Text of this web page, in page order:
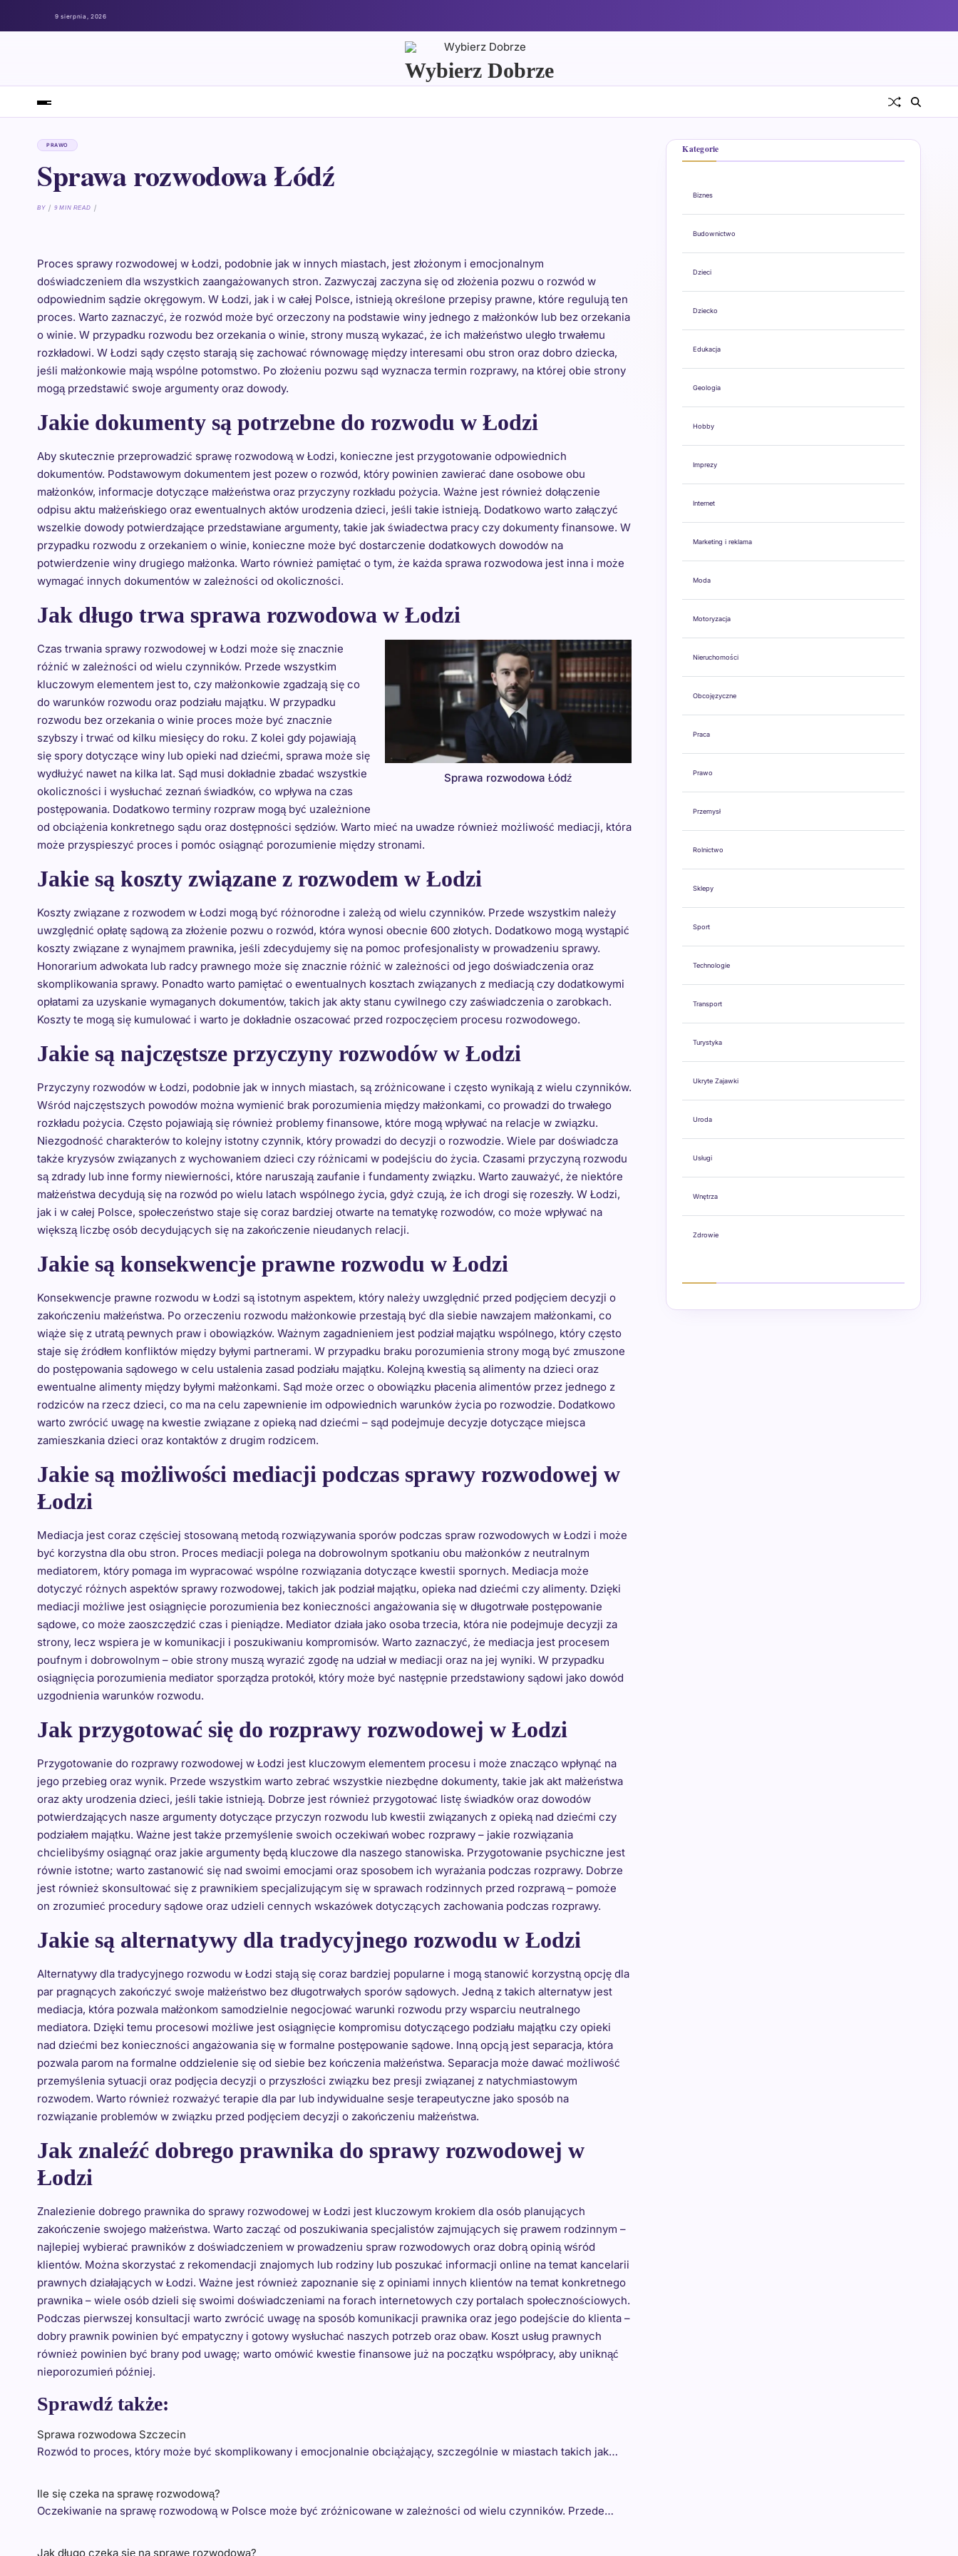
9 sierpnia, 2026
Wybierz Dobrze
PRAWO
Sprawa rozwodowa Łódź
BY 9 MIN READ
Proces sprawy rozwodowej w Łodzi, podobnie jak w innych miastach, jest złożonym i emocjonalnym
doświadczeniem dla wszystkich zaangażowanych stron. Zazwyczaj zaczyna się od złożenia pozwu o rozwód w
odpowiednim sądzie okręgowym. W Łodzi, jak i w całej Polsce, istnieją określone przepisy prawne, które regulują ten
proces. Warto zaznaczyć, że rozwód może być orzeczony na podstawie winy jednego z małżonków lub bez orzekania
o winie. W przypadku rozwodu bez orzekania o winie, strony muszą wykazać, że ich małżeństwo uległo trwałemu
rozkładowi. W Łodzi sądy często starają się zachować równowagę między interesami obu stron oraz dobro dziecka,
jeśli małżonkowie mają wspólne potomstwo. Po złożeniu pozwu sąd wyznacza termin rozprawy, na której obie strony
mogą przedstawić swoje argumenty oraz dowody.
Jakie dokumenty są potrzebne do rozwodu w Łodzi
Aby skutecznie przeprowadzić sprawę rozwodową w Łodzi, konieczne jest przygotowanie odpowiednich
dokumentów. Podstawowym dokumentem jest pozew o rozwód, który powinien zawierać dane osobowe obu
małżonków, informacje dotyczące małżeństwa oraz przyczyny rozkładu pożycia. Ważne jest również dołączenie
odpisu aktu małżeńskiego oraz ewentualnych aktów urodzenia dzieci, jeśli takie istnieją. Dodatkowo warto załączyć
wszelkie dowody potwierdzające przedstawiane argumenty, takie jak świadectwa pracy czy dokumenty finansowe. W
przypadku rozwodu z orzekaniem o winie, konieczne może być dostarczenie dodatkowych dowodów na
potwierdzenie winy drugiego małżonka. Warto również pamiętać o tym, że każda sprawa rozwodowa jest inna i może
wymagać innych dokumentów w zależności od okoliczności.
Jak długo trwa sprawa rozwodowa w Łodzi
Sprawa rozwodowa Łódź
Czas trwania sprawy rozwodowej w Łodzi może się znacznie
różnić w zależności od wielu czynników. Przede wszystkim
kluczowym elementem jest to, czy małżonkowie zgadzają się co
do warunków rozwodu oraz podziału majątku. W przypadku
rozwodu bez orzekania o winie proces może być znacznie
szybszy i trwać od kilku miesięcy do roku. Z kolei gdy pojawiają
się spory dotyczące winy lub opieki nad dziećmi, sprawa może się
wydłużyć nawet na kilka lat. Sąd musi dokładnie zbadać wszystkie
okoliczności i wysłuchać zeznań świadków, co wpływa na czas
postępowania. Dodatkowo terminy rozpraw mogą być uzależnione
od obciążenia konkretnego sądu oraz dostępności sędziów. Warto mieć na uwadze również możliwość mediacji, która
może przyspieszyć proces i pomóc osiągnąć porozumienie między stronami.
Jakie są koszty związane z rozwodem w Łodzi
Koszty związane z rozwodem w Łodzi mogą być różnorodne i zależą od wielu czynników. Przede wszystkim należy
uwzględnić opłatę sądową za złożenie pozwu o rozwód, która wynosi obecnie 600 złotych. Dodatkowo mogą wystąpić
koszty związane z wynajmem prawnika, jeśli zdecydujemy się na pomoc profesjonalisty w prowadzeniu sprawy.
Honorarium adwokata lub radcy prawnego może się znacznie różnić w zależności od jego doświadczenia oraz
skomplikowania sprawy. Ponadto warto pamiętać o ewentualnych kosztach związanych z mediacją czy dodatkowymi
opłatami za uzyskanie wymaganych dokumentów, takich jak akty stanu cywilnego czy zaświadczenia o zarobkach.
Koszty te mogą się kumulować i warto je dokładnie oszacować przed rozpoczęciem procesu rozwodowego.
Jakie są najczęstsze przyczyny rozwodów w Łodzi
Przyczyny rozwodów w Łodzi, podobnie jak w innych miastach, są zróżnicowane i często wynikają z wielu czynników.
Wśród najczęstszych powodów można wymienić brak porozumienia między małżonkami, co prowadzi do trwałego
rozkładu pożycia. Często pojawiają się również problemy finansowe, które mogą wpływać na relacje w związku.
Niezgodność charakterów to kolejny istotny czynnik, który prowadzi do decyzji o rozwodzie. Wiele par doświadcza
także kryzysów związanych z wychowaniem dzieci czy różnicami w podejściu do życia. Czasami przyczyną rozwodu
są zdrady lub inne formy niewierności, które naruszają zaufanie i fundamenty związku. Warto zauważyć, że niektóre
małżeństwa decydują się na rozwód po wielu latach wspólnego życia, gdyż czują, że ich drogi się rozeszły. W Łodzi,
jak i w całej Polsce, społeczeństwo staje się coraz bardziej otwarte na tematykę rozwodów, co może wpływać na
większą liczbę osób decydujących się na zakończenie nieudanych relacji.
Jakie są konsekwencje prawne rozwodu w Łodzi
Konsekwencje prawne rozwodu w Łodzi są istotnym aspektem, który należy uwzględnić przed podjęciem decyzji o
zakończeniu małżeństwa. Po orzeczeniu rozwodu małżonkowie przestają być dla siebie nawzajem małżonkami, co
wiąże się z utratą pewnych praw i obowiązków. Ważnym zagadnieniem jest podział majątku wspólnego, który często
staje się źródłem konfliktów między byłymi partnerami. W przypadku braku porozumienia strony mogą być zmuszone
do postępowania sądowego w celu ustalenia zasad podziału majątku. Kolejną kwestią są alimenty na dzieci oraz
ewentualne alimenty między byłymi małżonkami. Sąd może orzec o obowiązku płacenia alimentów przez jednego z
rodziców na rzecz dzieci, co ma na celu zapewnienie im odpowiednich warunków życia po rozwodzie. Dodatkowo
warto zwrócić uwagę na kwestie związane z opieką nad dziećmi – sąd podejmuje decyzje dotyczące miejsca
zamieszkania dzieci oraz kontaktów z drugim rodzicem.
Jakie są możliwości mediacji podczas sprawy rozwodowej w
Łodzi
Mediacja jest coraz częściej stosowaną metodą rozwiązywania sporów podczas spraw rozwodowych w Łodzi i może
być korzystna dla obu stron. Proces mediacji polega na dobrowolnym spotkaniu obu małżonków z neutralnym
mediatorem, który pomaga im wypracować wspólne rozwiązania dotyczące kwestii spornych. Mediacja może
dotyczyć różnych aspektów sprawy rozwodowej, takich jak podział majątku, opieka nad dziećmi czy alimenty. Dzięki
mediacji możliwe jest osiągnięcie porozumienia bez konieczności angażowania się w długotrwałe postępowanie
sądowe, co może zaoszczędzić czas i pieniądze. Mediator działa jako osoba trzecia, która nie podejmuje decyzji za
strony, lecz wspiera je w komunikacji i poszukiwaniu kompromisów. Warto zaznaczyć, że mediacja jest procesem
poufnym i dobrowolnym – obie strony muszą wyrazić zgodę na udział w mediacji oraz na jej wyniki. W przypadku
osiągnięcia porozumienia mediator sporządza protokół, który może być następnie przedstawiony sądowi jako dowód
uzgodnienia warunków rozwodu.
Jak przygotować się do rozprawy rozwodowej w Łodzi
Przygotowanie do rozprawy rozwodowej w Łodzi jest kluczowym elementem procesu i może znacząco wpłynąć na
jego przebieg oraz wynik. Przede wszystkim warto zebrać wszystkie niezbędne dokumenty, takie jak akt małżeństwa
oraz akty urodzenia dzieci, jeśli takie istnieją. Dobrze jest również przygotować listę świadków oraz dowodów
potwierdzających nasze argumenty dotyczące przyczyn rozwodu lub kwestii związanych z opieką nad dziećmi czy
podziałem majątku. Ważne jest także przemyślenie swoich oczekiwań wobec rozprawy – jakie rozwiązania
chcielibyśmy osiągnąć oraz jakie argumenty będą kluczowe dla naszego stanowiska. Przygotowanie psychiczne jest
równie istotne; warto zastanowić się nad swoimi emocjami oraz sposobem ich wyrażania podczas rozprawy. Dobrze
jest również skonsultować się z prawnikiem specjalizującym się w sprawach rodzinnych przed rozprawą – pomoże
on zrozumieć procedury sądowe oraz udzieli cennych wskazówek dotyczących zachowania podczas rozprawy.
Jakie są alternatywy dla tradycyjnego rozwodu w Łodzi
Alternatywy dla tradycyjnego rozwodu w Łodzi stają się coraz bardziej popularne i mogą stanowić korzystną opcję dla
par pragnących zakończyć swoje małżeństwo bez długotrwałych sporów sądowych. Jedną z takich alternatyw jest
mediacja, która pozwala małżonkom samodzielnie negocjować warunki rozwodu przy wsparciu neutralnego
mediatora. Dzięki temu procesowi możliwe jest osiągnięcie kompromisu dotyczącego podziału majątku czy opieki
nad dziećmi bez konieczności angażowania się w formalne postępowanie sądowe. Inną opcją jest separacja, która
pozwala parom na formalne oddzielenie się od siebie bez kończenia małżeństwa. Separacja może dawać możliwość
przemyślenia sytuacji oraz podjęcia decyzji o przyszłości związku bez presji związanej z natychmiastowym
rozwodem. Warto również rozważyć terapie dla par lub indywidualne sesje terapeutyczne jako sposób na
rozwiązanie problemów w związku przed podjęciem decyzji o zakończeniu małżeństwa.
Jak znaleźć dobrego prawnika do sprawy rozwodowej w
Łodzi
Znalezienie dobrego prawnika do sprawy rozwodowej w Łodzi jest kluczowym krokiem dla osób planujących
zakończenie swojego małżeństwa. Warto zacząć od poszukiwania specjalistów zajmujących się prawem rodzinnym –
najlepiej wybierać prawników z doświadczeniem w prowadzeniu spraw rozwodowych oraz dobrą opinią wśród
klientów. Można skorzystać z rekomendacji znajomych lub rodziny lub poszukać informacji online na temat kancelarii
prawnych działających w Łodzi. Ważne jest również zapoznanie się z opiniami innych klientów na temat konkretnego
prawnika – wiele osób dzieli się swoimi doświadczeniami na forach internetowych czy portalach społecznościowych.
Podczas pierwszej konsultacji warto zwrócić uwagę na sposób komunikacji prawnika oraz jego podejście do klienta –
dobry prawnik powinien być empatyczny i gotowy wysłuchać naszych potrzeb oraz obaw. Koszt usług prawnych
również powinien być brany pod uwagę; warto omówić kwestie finansowe już na początku współpracy, aby uniknąć
nieporozumień później.
Sprawdź także:
Sprawa rozwodowa Szczecin
Rozwód to proces, który może być skomplikowany i emocjonalnie obciążający, szczególnie w miastach takich jak…
Ile się czeka na sprawę rozwodową?
Oczekiwanie na sprawę rozwodową w Polsce może być zróżnicowane w zależności od wielu czynników. Przede…
Jak długo czeka się na sprawę rozwodową?
Kategorie
Biznes
Budownictwo
Dzieci
Dziecko
Edukacja
Geologia
Hobby
Imprezy
Internet
Marketing i reklama
Moda
Motoryzacja
Nieruchomości
Obcojęzyczne
Praca
Prawo
Przemysł
Rolnictwo
Sklepy
Sport
Technologie
Transport
Turystyka
Ukryte Zajawki
Uroda
Usługi
Wnętrza
Zdrowie